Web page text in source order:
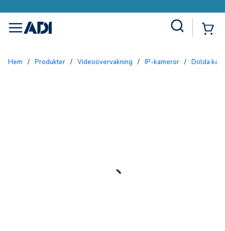
menu
Hem / Produkter / Videoövervakning / IP-kameror / Dolda